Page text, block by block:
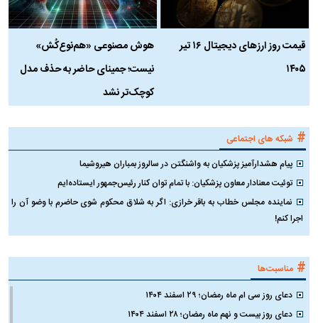
قیمت روز ارز‌های دیجیتال ۱۶ تیر
۱۴۰۵
هوش مصنوعی «هم‌نوع‌کُش»
نیست؛ جمینای حاضر به حذف مدل
کوچک‌تر نشد
# شبکه های اجتماعی
پیام هشدارآمیز پزشکیان به واشنگتن در سالروز بمباران هیروشیما
توئیت معنادار معاون پزشکیان: با تمام توان کنار رئیس‌جمهور ایستاده‌ایم
نماینده مجلس خطاب به باقر خرازی: اگر به شلاق محکوم شوی حاضرم با وضو آن را
اجرا کنم!
# مناسبت‌ها
دعای روز سی ام ماه رمضان؛ ۲۹ اسفند ۱۴۰۴
دعای روز بیست و نهم ماه رمضان؛ ۲۸ اسفند ۱۴۰۴